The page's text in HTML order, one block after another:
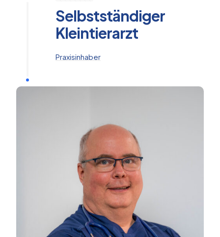
Selbstständiger
Kleintierarzt
Praxisinhaber